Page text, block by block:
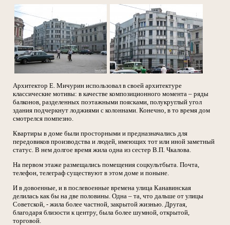
Архитектор Е. Мичурин использовал в своей архитектуре
классические мотивы: в качестве композиционного момента – ряды
балконов, разделенных поэтажными поясками, полукруглый угол
здания подчеркнут лоджиями с колоннами. Конечно, в то время дом
смотрелся помпезно.
Квартиры в доме были просторными и предназначались для
передовиков производства и людей, имеющих тот или иной заметный
статус. В нем долгое время жила одна из сестер В.П. Чкалова.
На первом этаже размещались помещения соцкультбыта. Почта,
телефон, телеграф существуют в этом доме и поныне.
И в довоенные, и в послевоенные времена улица Канавинская
делилась как бы на две половины. Одна – та, что дальше от улицы
Советской, - жила более частной, закрытой жизнью. Другая,
благодаря близости к центру, была более шумной, открытой,
торговой.